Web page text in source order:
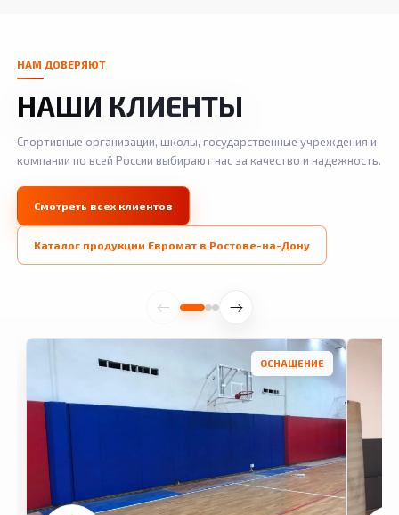
НАМ ДОВЕРЯЮТ
НАШИ КЛИЕНТЫ
Спортивные организации, школы, государственные учреждения и
компании по всей России выбирают нас за качество и надежность.
Смотреть всех клиентов
Каталог продукции Евромат в Ростове-на-Дону
ОСНАЩЕНИЕ